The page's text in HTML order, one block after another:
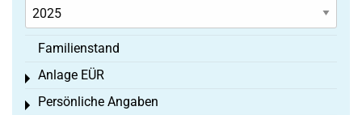
Familienstand
Anlage EÜR
Toggle menu
Persönliche Angaben
Toggle menu